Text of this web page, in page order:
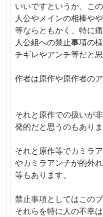
いいですというか、こ
人公やメインの相棒や
等ならともかく、特に
人公組への禁止事項の
チギレやアンチ等だと思
作者は原作や原作者のア
それと原作での扱いが
発的だと思うのもありま
それと原作等でカミラ
やカミラアンチが的外
等もあります。
禁止事項としてはこの
それらを特に人の不幸